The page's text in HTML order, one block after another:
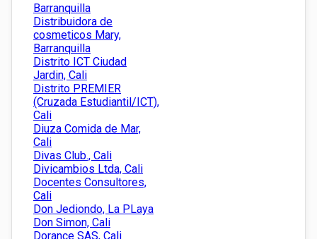
Barranquilla
Distribuidora de
cosmeticos Mary,
Barranquilla
Distrito ICT Ciudad
Jardin, Cali
Distrito PREMIER
(Cruzada Estudiantil/ICT),
Cali
Diuza Comida de Mar,
Cali
Divas Club., Cali
Divicambios Ltda, Cali
Docentes Consultores,
Cali
Don Jediondo, La PLaya
Don Simon, Cali
Dorance SAS, Cali